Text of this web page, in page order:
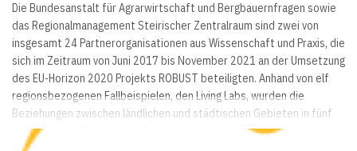
Die Bundesanstalt für Agrarwirtschaft und Bergbauernfragen sowie
das Regionalmanagement Steirischer Zentralraum sind zwei von
insgesamt 24 Partnerorganisationen aus Wissenschaft und Praxis, die
sich im Zeitraum von Juni 2017 bis November 2021 an der Umsetzung
des EU-Horizon 2020 Projekts ROBUST beteiligten. Anhand von elf
regionsbezogenen Fallbeispielen, den Living Labs, wurden die
Beziehungen zwischen ländlichen und städtischen Gebieten in fünf
thematischen Bereichen in Form von...